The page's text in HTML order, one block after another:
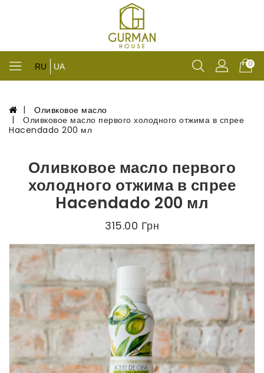
RU UA 0
Оливковое масло
Оливковое масло первого холодного отжима в спрее
Hacendado 200 мл
Оливковое масло первого
холодного отжима в спрее
Hacendado 200 мл
315.00 Грн